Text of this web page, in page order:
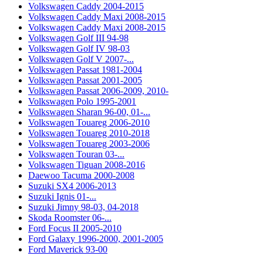
Volkswagen Caddy 2004-2015
Volkswagen Caddy Maxi 2008-2015
Volkswagen Caddy Maxi 2008-2015
Volkswagen Golf III 94-98
Volkswagen Golf IV 98-03
Volkswagen Golf V 2007-...
Volkswagen Passat 1981-2004
Volkswagen Passat 2001-2005
Volkswagen Passat 2006-2009, 2010-
Volkswagen Polo 1995-2001
Volkswagen Sharan 96-00, 01-...
Volkswagen Touareg 2006-2010
Volkswagen Touareg 2010-2018
Volkswagen Touareg 2003-2006
Volkswagen Touran 03-...
Volkswagen Tiguan 2008-2016
Daewoo Tacuma 2000-2008
Suzuki SX4 2006-2013
Suzuki Ignis 01-...
Suzuki Jimny 98-03, 04-2018
Skoda Roomster 06-...
Ford Focus II 2005-2010
Ford Galaxy 1996-2000, 2001-2005
Ford Maverick 93-00